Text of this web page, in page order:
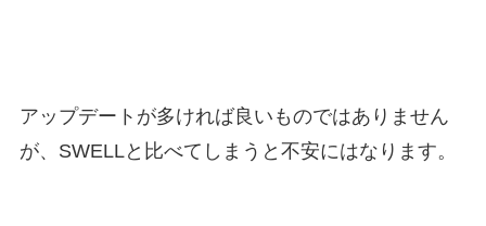
アップデートが多ければ良いものではありません
が、SWELLと比べてしまうと不安にはなります。